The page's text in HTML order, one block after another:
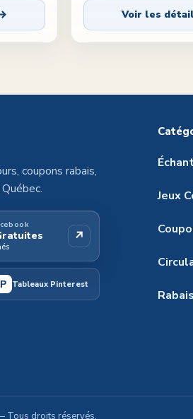
Voir les
coupons rabais,
↗
P Tableaux Pinterest
Jeux